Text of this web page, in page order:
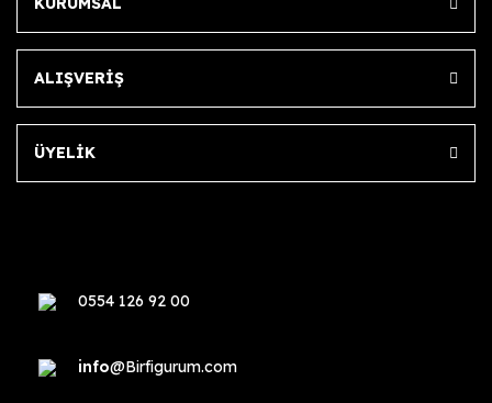
ALIŞVERİŞ
ÜYELİK
0554 126 92 00
info@Birfigurum.com